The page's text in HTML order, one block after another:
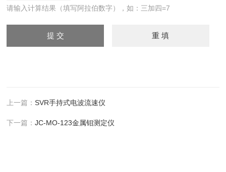
请输入计算结果（填写阿拉伯数字），如：三加四=7
上一篇：SVR手持式电波流速仪
下一篇：JC-MO-123金属钼测定仪